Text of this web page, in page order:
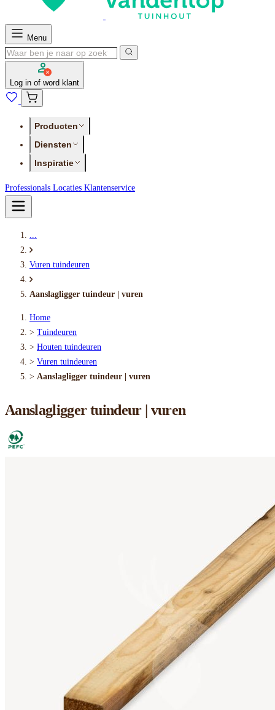
Menu
Log in of word klant
Producten
Diensten
Inspiratie
Professionals Locaties Klantenservice
...
Vuren tuindeuren
Aanslagligger tuindeur | vuren
Home
> Tuindeuren
> Houten tuindeuren
> Vuren tuindeuren
> Aanslagligger tuindeur | vuren
Aanslagligger tuindeur | vuren